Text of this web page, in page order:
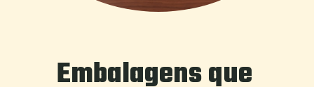
Embalagens que